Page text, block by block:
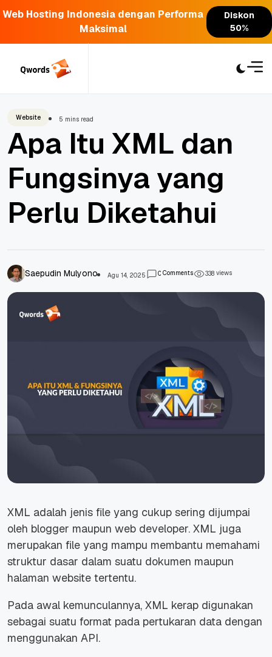
Web Hosting Indonesia dengan Performa
Maksimal
Diskon
50%
Website 5 mins read
Apa Itu XML dan
Fungsinya yang
Perlu Diketahui
Saepudin Mulyono Agu 14, 2025 0Comments 338views
XML adalah jenis file yang cukup sering dijumpai
oleh blogger maupun web developer. XML juga
merupakan file yang mampu membantu memahami
struktur dasar dalam suatu dokumen maupun
halaman website tertentu.
Pada awal kemunculannya, XML kerap digunakan
sebagai suatu format pada pertukaran data dengan
menggunakan API.